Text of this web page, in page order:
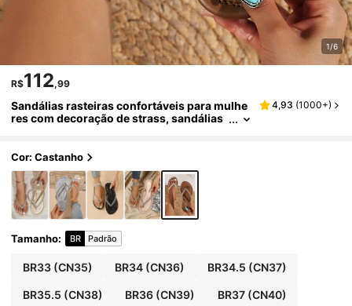
1/6
R$112,99
Sandálias rasteiras confortáveis para mulhe
res com decoração de strass, sandálias
4,93 (1000+)
Cor: Castanho
Tamanho: BR Padrão
BR33(CN35) BR34 (CN36) BR34.5 (CN37)
BR35.5 (CN38) BR36 (CN39) BR37(CN40)